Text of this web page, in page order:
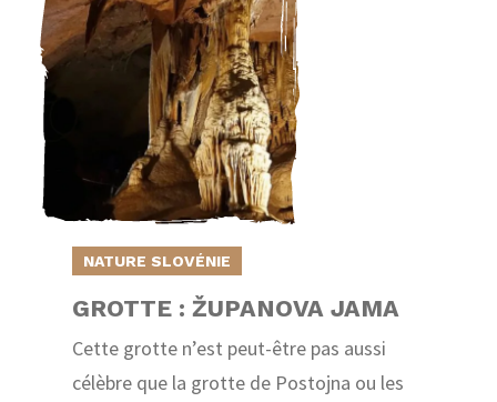
NATURE SLOVÉNIE
GROTTE : ŽUPANOVA JAMA
Cette grotte n’est peut-être pas aussi
célèbre que la grotte de Postojna ou les